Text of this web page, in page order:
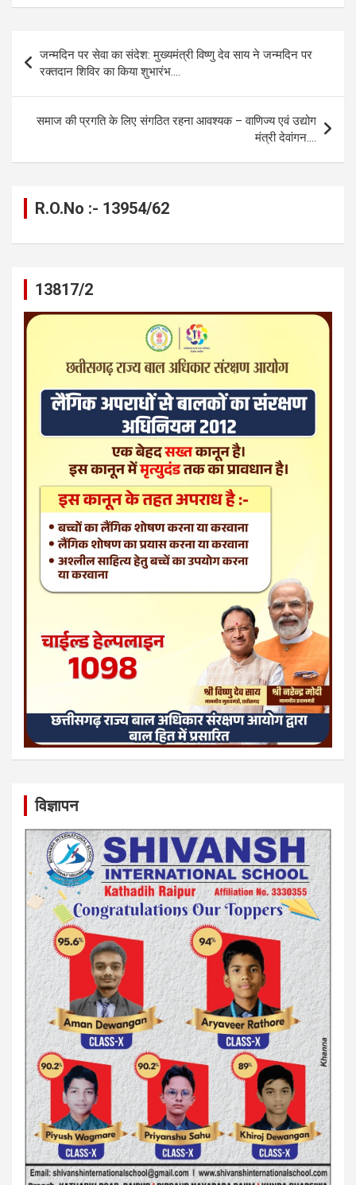
ce
b
o
o
k
se
n
g
er
at
A
p
p
e
gr
a
m
ail py
Li
n
k
ar
e
navigation
जन्मदिन पर सेवा का संदेश: मुख्यमंत्री विष्णु देव साय ने जन्मदिन पर
रक्तदान शिविर का किया शुभारंभ….
समाज की प्रगति के लिए संगठित रहना आवश्यक – वाणिज्य एवं उद्योग
मंत्री देवांगन….
R.O.No :- 13954/62
13817/2
विज्ञापन